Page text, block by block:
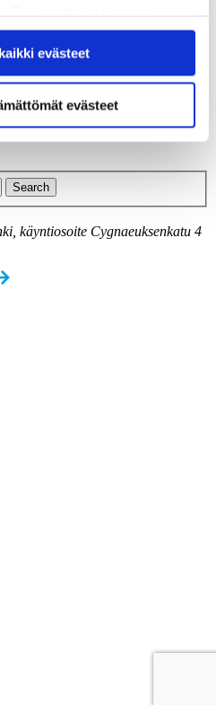
näkymisen.
varmistat, että kaikki
evästeet
evästeet
käyntiosoite Cygnaeuksenkatu 4